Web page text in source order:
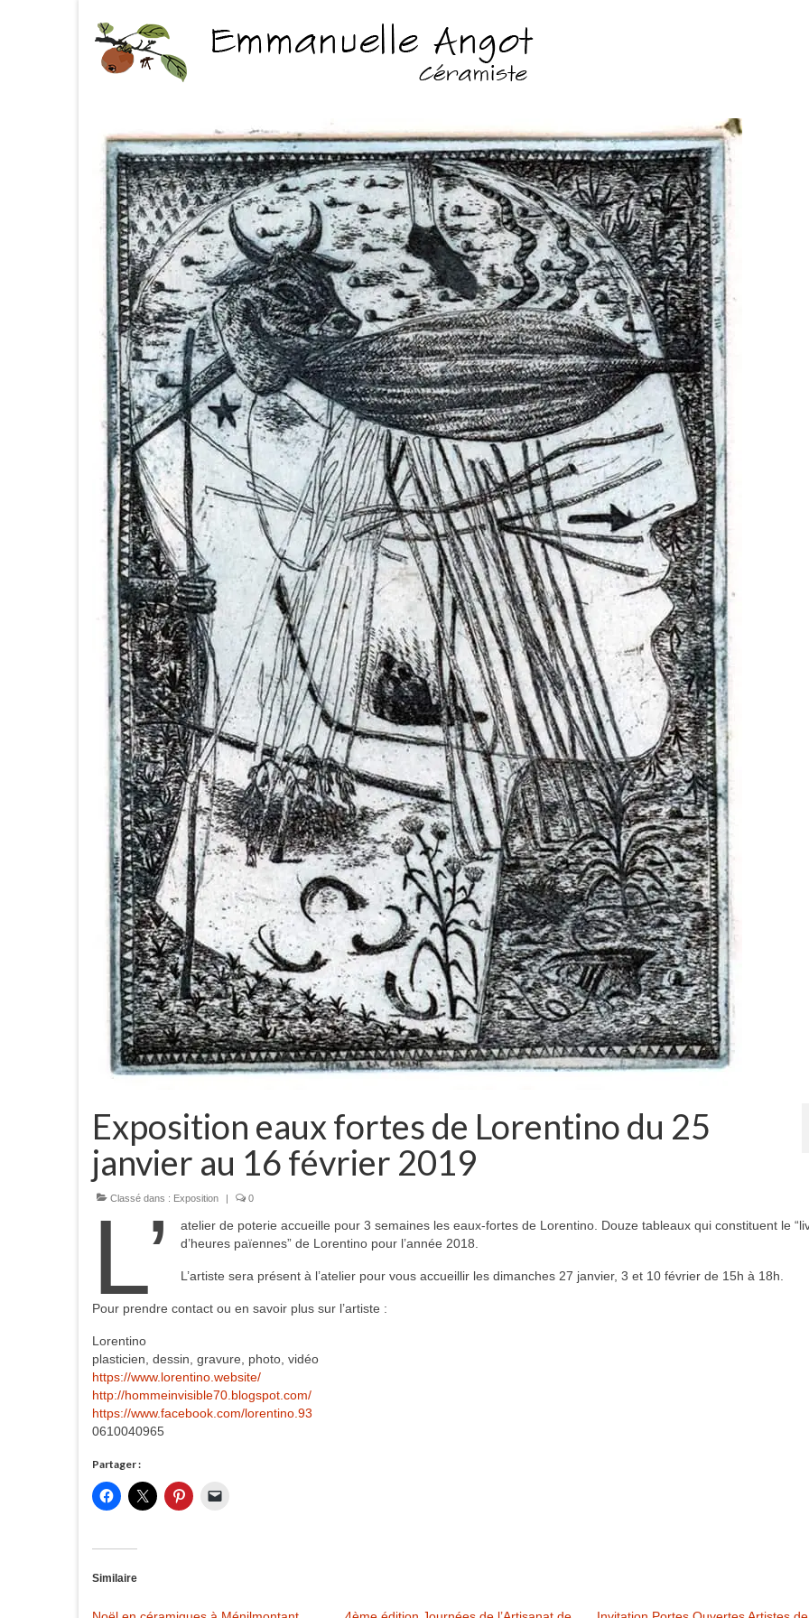
Exposition eaux fortes de Lorentino du 25
janvier au 16 février 2019
Classé dans : Exposition | 0
L’
atelier de poterie accueille pour 3 semaines les eaux-fortes de Lorentino. Douze tableaux qui constituent le
d’heures païennes” de Lorentino pour l’année 2018.
L’artiste sera présent à l’atelier pour vous accueillir les dimanches 27 janvier, 3 et 10 février de 15h à 18h.
Pour prendre contact ou en savoir plus sur l’artiste :
Lorentino
plasticien, dessin, gravure, photo, vidéo
https://www.lorentino.website/
http://hommeinvisible70.blogspot.com/
https://www.facebook.com/lorentino.93
0610040965
Partager :
Similaire